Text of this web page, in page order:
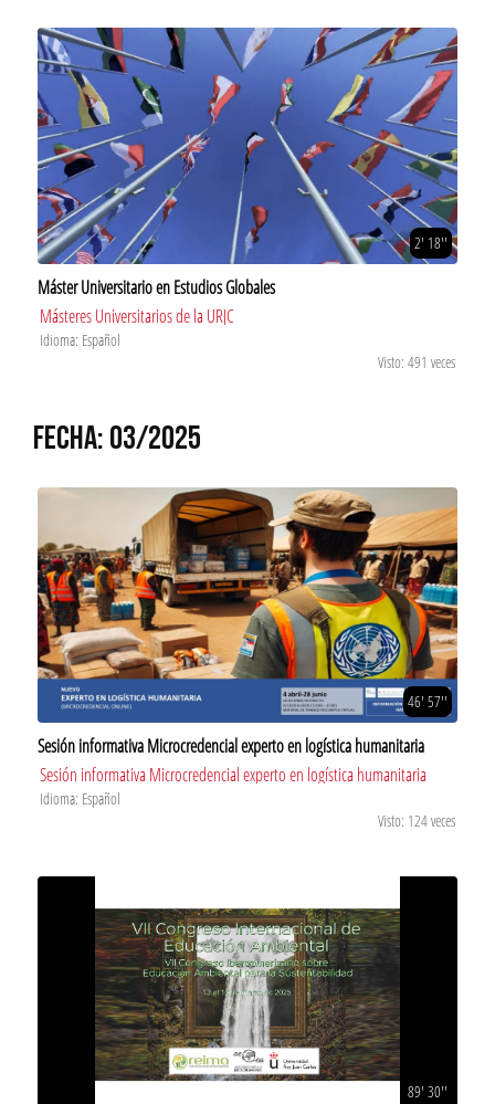
2' 18''
Máster Universitario en Estudios Globales
Másteres Universitarios de la URJC
Idioma: Español
Visto: 491 veces
FECHA: 03/2025
46' 57''
Sesión informativa Microcredencial experto en logística humanitaria
Sesión informativa Microcredencial experto en logística humanitaria
Idioma: Español
Visto: 124 veces
89' 30''